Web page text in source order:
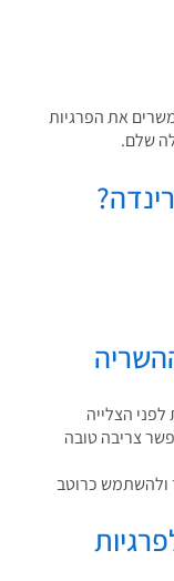
הפרגיות
טובה
כרוטב